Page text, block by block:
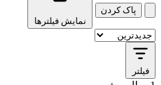
پاک کردن
نمایش فیلترها
فیلتر